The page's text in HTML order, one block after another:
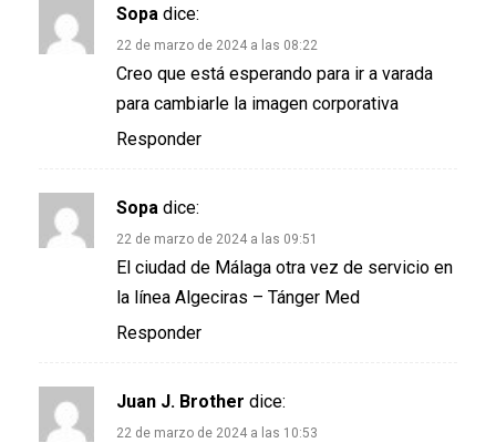
Sopa dice:
22 de marzo de 2024 a las 08:22
Creo que está esperando para ir a varada
para cambiarle la imagen corporativa
Responder
Sopa dice:
22 de marzo de 2024 a las 09:51
El ciudad de Málaga otra vez de servicio en
la línea Algeciras – Tánger Med
Responder
Juan J. Brother dice:
22 de marzo de 2024 a las 10:53